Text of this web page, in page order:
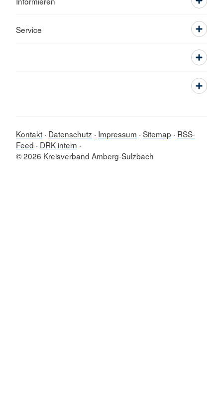
Service
Kontakt Datenschutz Impressum Sitemap
RSS-
Feed
DRK intern
© 2026 Kreisverband Amberg-Sulzbach